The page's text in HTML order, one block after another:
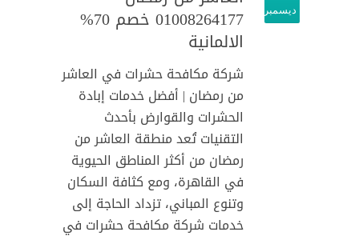
ديسمبر 01008264177 خصم 70%
الالمانية
شركة مكافحة حشرات في العاشر
من رمضان | أفضل خدمات إبادة
الحشرات والقوارض بأحدث
التقنيات تُعد منطقة العاشر من
رمضان من أكثر المناطق الحيوية
في القاهرة، ومع كثافة السكان
وتنوع المباني، تزداد الحاجة إلى
خدمات شركة مكافحة حشرات في